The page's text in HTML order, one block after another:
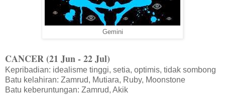
Gemini
CANCER (21 Jun - 22 Jul)
Kepribadian: idealisme tinggi, setia, optimis, tidak sombong
Batu kelahiran: Zamrud, Mutiara, Ruby, Moonstone
Batu keberuntungan: Zamrud, Akik